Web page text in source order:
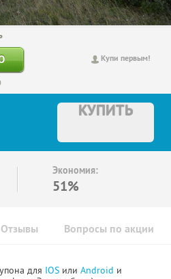
Купи первым!
КУПИТЬ
Экономия:
51%
Отзывы Вопросы по акции
для IOS или Android и